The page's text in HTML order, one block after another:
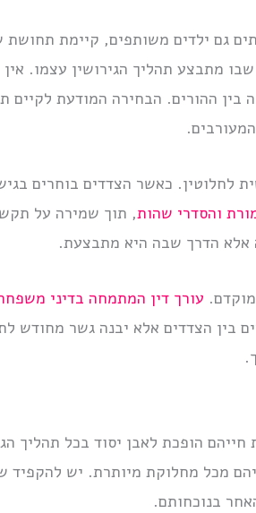
גם ילדים משותפים, קיימת
מתבצע תהליך הגירושין עצמו.
ההורים. הבחירה המודעת לקיים
לחלוטין. כאשר הצדדים בוחרים
והסדרי שהות, תוך שמירה על
אלא הדרך שבה היא מתבצעת.
עורך דין המתמחה בדיני
בין הצדדים אלא יבנה גשר מחודש
הופכת לאבן יסוד בכל תהליך
מכל מחלוקת מיותרת. יש
בנוכחותם.